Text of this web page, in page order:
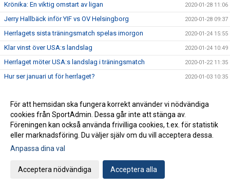
Krönika: En viktig omstart av ligan 2020-01-28 11:06
Jerry Hallbäck inför YIF vs OV Helsingborg 2020-01-28 09:37
Herrlagets sista träningsmatch spelas imorgon 2020-01-24 15:55
Klar vinst över USA:s landslag 2020-01-24 10:49
Herrlaget möter USA:s landslag i träningsmatch 2020-01-22 11:35
Hur ser januari ut för herrlaget? 2020-01-03 10:35
Årets sista match på bortaplan mot GUIF idag 2019-12-27 12:12
Mario Lipovac lämnar Ystads IF efter säsongen
Förlust i decenniets sista hemmamatch 2019-12-20 22:14
Jerry Hallbäck inför YIF vs IFK Kristianstad
Matchens profil: Jonathan Svensson
Krönika: Decenniets sista himmamatch
För att hemsidan ska fungera korrekt använder vi nödvändiga
cookies från SportAdmin. Dessa går inte att stänga av.
Föreningen kan också använda frivilliga cookies, t.ex. för statistik
eller marknadsföring. Du väljer själv om du vill acceptera dessa.
Anpassa dina val
Acceptera nödvändiga Acceptera alla